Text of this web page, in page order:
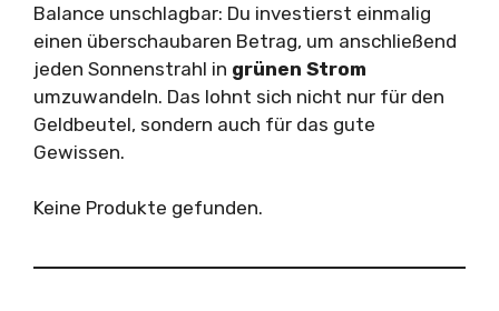
Balance unschlagbar: Du investierst einmalig
einen überschaubaren Betrag, um anschließend
jeden Sonnenstrahl in grünen Strom
umzuwandeln. Das lohnt sich nicht nur für den
Geldbeutel, sondern auch für das gute
Gewissen.
Keine Produkte gefunden.